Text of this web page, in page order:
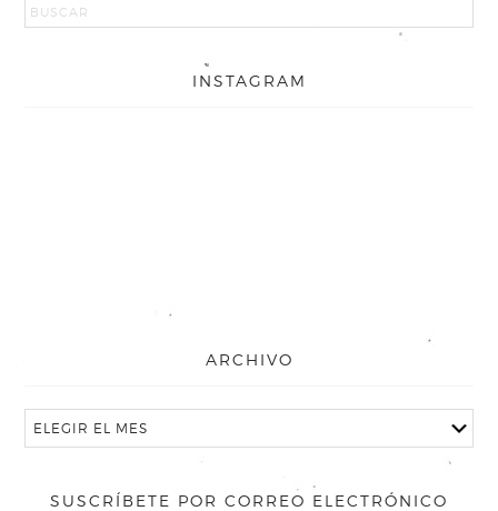
INSTAGRAM
ARCHIVO
SUSCRÍBETE POR CORREO ELECTRÓNICO